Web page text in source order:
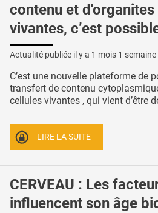
contenu et
vivantes, c’est
Actualité publiée il y a 1 mois 1 semaine
C’est une nouvelle plateforme de
transfert de contenu
cellules vivantes , qui vient d’être
LIRE LA SUITE
CERVEAU : Les
influencent son âge